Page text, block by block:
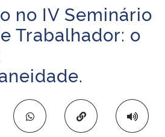
e Abastecimento
no IV Seminário
Trabalhador: o
Copiar para área